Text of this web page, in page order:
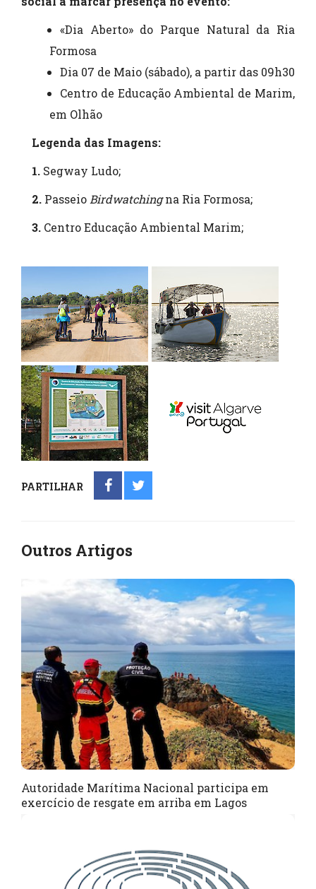
«Dia Aberto» do Parque Natural da Ria
Formosa
Dia 07 de Maio (sábado), a partir das 09h30
Centro de Educação Ambiental de Marim,
em Olhão
Legenda das Imagens:
1. Segway Ludo;
2. PasseioBirdwatchingna Ria Formosa;
3. Centro Educação Ambiental Marim;
PARTILHAR
Outros Artigos
Autoridade Marítima Nacional participa em
exercício de resgate em arriba em Lagos